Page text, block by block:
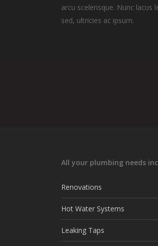
arcu scelerisque. Nunc lacus
sed, ultricies ac ipsum.
All your plumbing needs
Renovations
Hot Water Systems
Leaking Taps